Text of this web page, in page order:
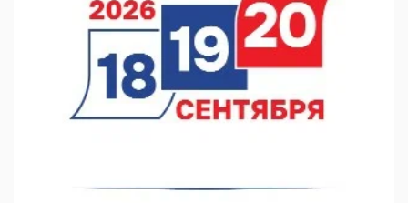
07.08.2026 11:20
В автобусах Арзамаса устанавливают терминалы оплаты
07.08.2026 11:03